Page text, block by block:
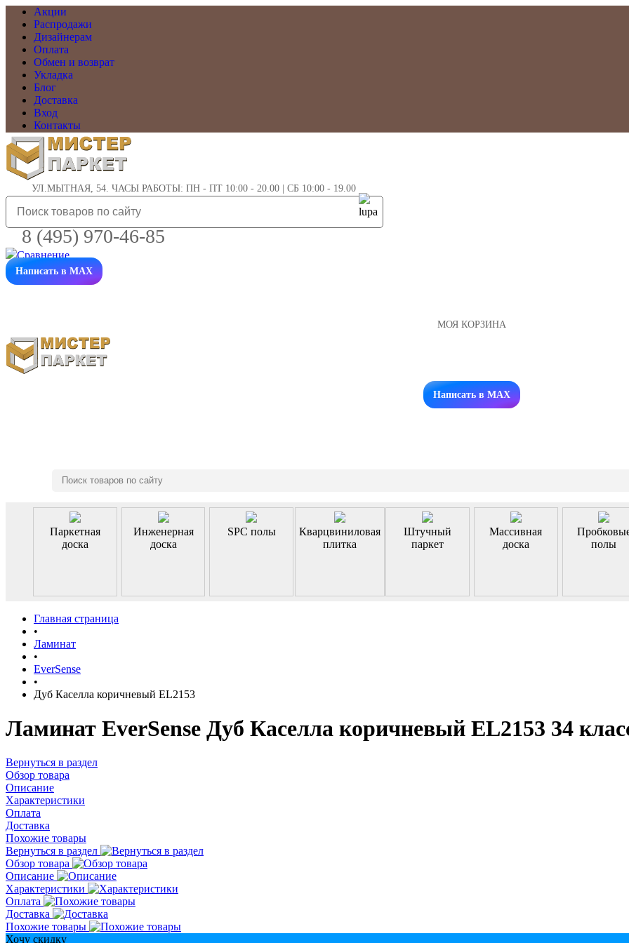
Акции
Распродажи
Дизайнерам
Оплата
Обмен и возврат
Укладка
Блог
Доставка
Вход
Контакты
УЛ.МЫТНАЯ, 54. ЧАСЫ РАБОТЫ: ПН - ПТ 10:00 - 20.00 | СБ 10:00 - 19.00
8 (495) 970-46-85
Написать в MAX
МОЯ КОРЗИНА
Заказать звонок
Написать в MAX
Паркетная
доска
Инженерная
доска
SPC полы
Кварцвиниловая
плитка
Штучный
паркет
Массивная
доска
полы
Главная страница
•
Ламинат
•
EverSense
•
Дуб Каселла коричневый EL2153
Ламинат EverSense Дуб Каселла коричневый EL2153 34
Вернуться в раздел
Обзор товара
Описание
Характеристики
Оплата
Доставка
Похожие товары
Вернуться в раздел
Обзор товара
Описание
Характеристики
Оплата
Доставка
Похожие товары
Хочу скидку